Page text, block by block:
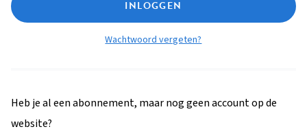
INLOGGEN
Wachtwoord vergeten?
Heb je al een abonnement, maar nog geen account op de
website?